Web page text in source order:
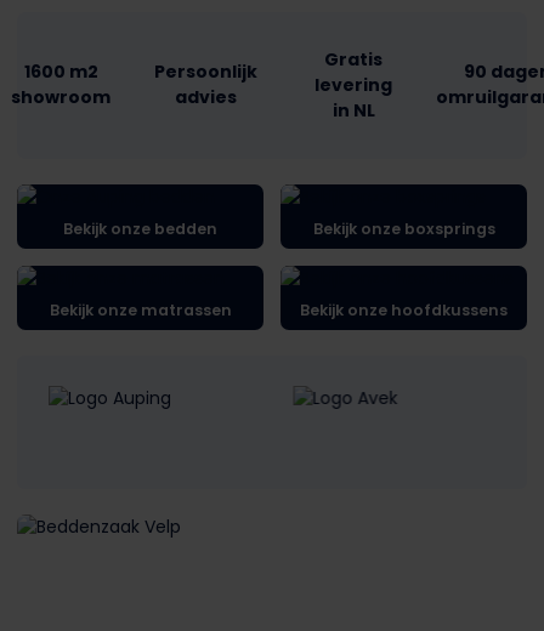
1600 m2
showroom
Persoonlijk
advies
Gratis
levering
in NL
90
Bekijk onze bedden Bekijk onze boxsprings
Bekijk onze matrassen Bekijk onze hoofdkussens